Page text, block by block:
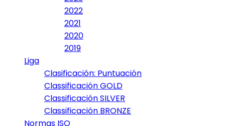
2022
2021
2020
2019
Liga
Clasificación: Puntuación
Classificación GOLD
Classificación SILVER
Classificación BRONZE
Normas ISO